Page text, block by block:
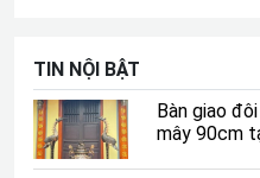
TIN NỘI BẬT
Bàn giao
mây 90cm